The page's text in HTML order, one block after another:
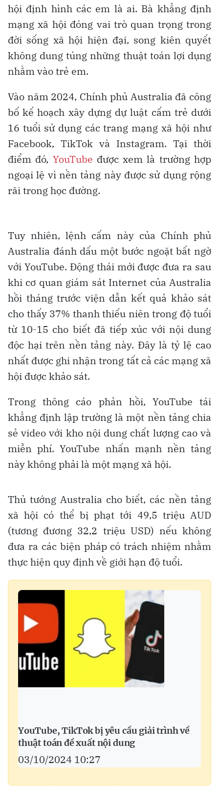
hội định hình các em là ai. Bà khẳng định
mạng xã hội đóng vai trò quan trọng trong
đời sống xã hội hiện đại, song kiên quyết
không dung túng những thuật toán lợi dụng
nhằm vào trẻ em.
Vào năm 2024, Chính phủ Australia đã công
bố kế hoạch xây dựng dự luật cấm trẻ dưới
16 tuổi sử dụng các trang mạng xã hội như
Facebook, TikTok và Instagram. Tại thời
điểm đó, YouTube được xem là trường hợp
ngoại lệ vì nền tảng này được sử dụng rộng
rãi trong học đường.
Tuy nhiên, lệnh cấm này của Chính phủ
Australia đánh dấu một bước ngoặt bất ngờ
với YouTube. Động thái mới được đưa ra sau
khi cơ quan giám sát Internet của Australia
hồi tháng trước viện dẫn kết quả khảo sát
cho thấy 37% thanh thiếu niên trong độ tuổi
từ 10-15 cho biết đã tiếp xúc với nội dung
độc hại trên nền tảng này. Đây là tỷ lệ cao
nhất được ghi nhận trong tất cả các mạng xã
hội được khảo sát.
Trong thông cáo phản hồi, YouTube tái
khẳng định lập trường là một nền tảng chia
sẻ video với kho nội dung chất lượng cao và
miễn phí. YouTube nhấn mạnh nền tảng
này không phải là một mạng xã hội.
Thủ tướng Australia cho biết, các nền tảng
xã hội có thể bị phạt tới 49,5 triệu AUD
(tương đương 32,2 triệu USD) nếu không
đưa ra các biện pháp có trách nhiệm nhằm
thực hiện quy định về giới hạn độ tuổi.
YouTube, TikTok bị yêu cầu giải trình về
thuật toán đề xuất nội dung
03/10/2024 10:27